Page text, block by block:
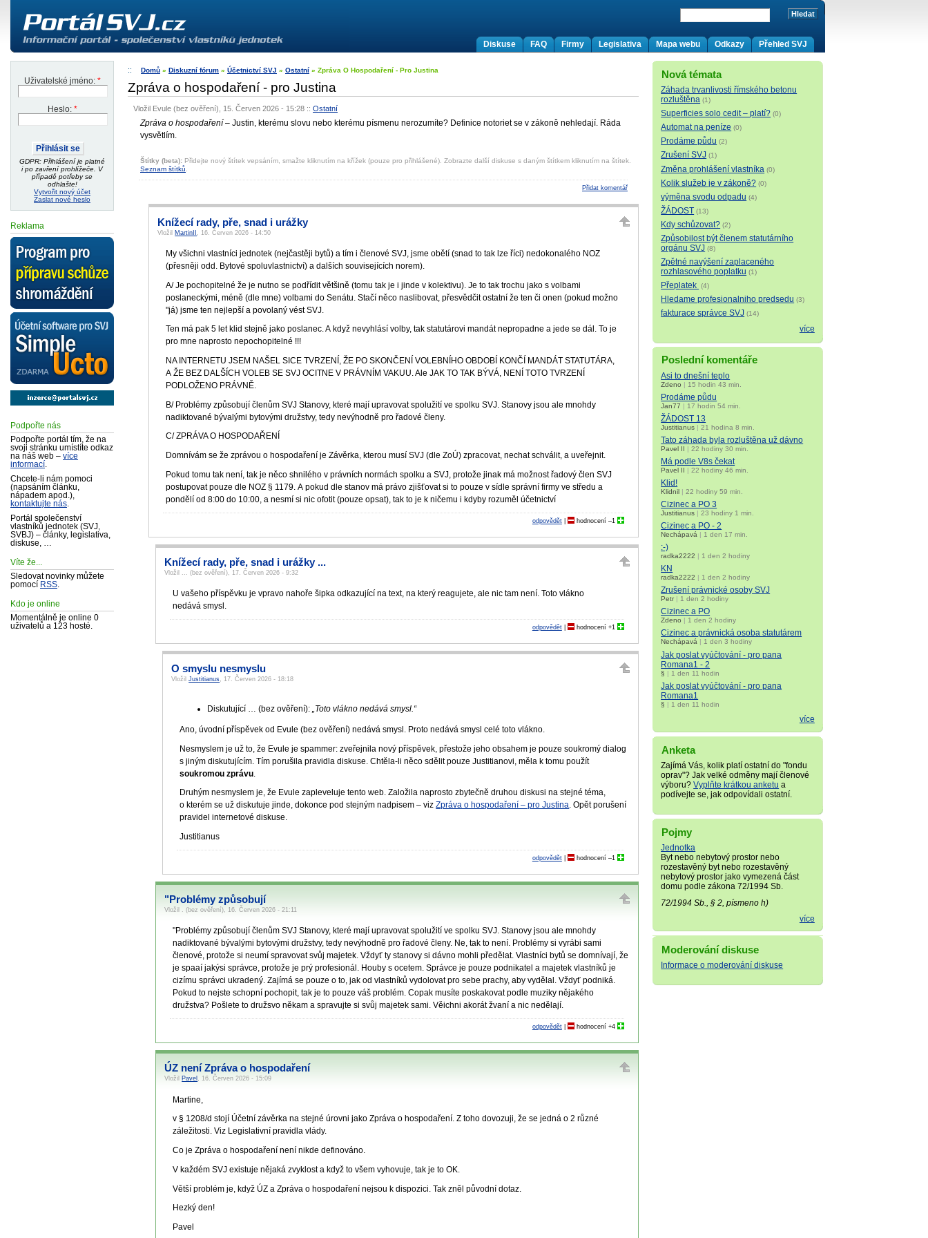
Přehled SVJ
Odkazy
Mapa webu
Legislativa
Firmy
FAQ
Diskuse
Uživatelské jméno: *
Heslo: *
GDPR: Přihlášení je platné
i po zavření prohlížeče. V
případě potřeby se
odhlašte!
Vytvořit nový účet
Zaslat nové heslo
Reklama
Podpořte nás
Podpořte portál tím, že na
svoji stránku umístíte odkaz
na náš web – více
informací
Chcete-li nám pomoci
(napsáním článku,
nápadem apod.),
kontaktujte nás
Portál společenství
vlastníků jednotek (SVJ,
SVBJ) – články, legislativa,
diskuse, …
Víte že...
Sledovat novinky můžete
pomocí RSS
Kdo je online
Momentálně je online 0
uživatelů a 123 hosté.
Nová témata
Záhada trvanlivosti římského betonu
rozluštěna (1)
Superficies solo cedit – platí? (0)
Automat na peníze (0)
Prodáme půdu (2)
Zrušení SVJ (1)
Změna prohlášení vlastníka (0)
Kolik služeb je v zákoně? (0)
výměna svodu odpadu (4)
ŽÁDOST (13)
Kdy schůzovat? (2)
Způsobilost být členem statutárního
orgánu SVJ (8)
Zpětné navýšení zaplaceného
rozhlasového poplatku (1)
Přeplatek (4)
Hledame profesionalniho predsedu (3)
fakturace správce SVJ (14)
více
Poslední komentáře
Asi to dnešní teplo
Zdeno | 15 hodin 43 min.
Prodáme půdu
Jan77 | 17 hodin 54 min.
ŽÁDOST 13
Justitianus |21 hodina 8 min.
Tato záhada byla rozluštěna už dávno
Pavel II |22 hodiny 30 min.
Má podle V8s čekat
Pavel II |22 hodiny 46 min.
Klid!
Klidnil |22 hodiny 59 min.
Cizinec a PO 3
Justitianus |23 hodiny 1 min.
Cizinec a PO - 2
Nechápavá | 1 den 17 min.
:-)
radka2222 | 1 den 2 hodiny
KN
radka2222 | 1 den 2 hodiny
Zrušení právnické osoby SVJ
Petr| 1 den 2 hodiny
Cizinec a PO
Zdeno 1 den 2 hodiny
Cizinec a právnická osoba statutárem
Nechápavá 1 den 3 hodiny
Jak poslat vyúčtování - pro pana
Romana1 - 2
§ | 1 den 11 hodin
Jak poslat vyúčtování - pro pana
Romana1
§ | 1 den 11 hodin
více
Anketa
Zajímá Vás, kolik platí ostatní do "fondu
oprav"? Jak velké odměny mají členové
výboru?Vyplňte krátkou anketu a
podívejte se, jak odpovídali ostatní.
Pojmy
Jednotka
Byt nebo nebytový prostor nebo
rozestavěný byt nebo rozestavěný
nebytový prostor jako vymezená část
domu podle zákona 72/1994 Sb.
72/1994 Sb., § 2, písmeno h)
více
Moderování diskuse
Informace o moderování diskuse
Domů » Diskuzní fórum » Účetnictví SVJ » Ostatní » Zpráva O Hospodaření - Pro Justina
Zpráva o hospodaření - pro Justina
Vložil Evule (bez ověření), 15. Červen 2026 - 15:28 :: Ostatní
Zpráva o hospodaření – Justin, kterému slovu nebo kterému písmenu nerozumíte? Definice notoriet se v zákoně nehledají. Ráda
vysvětlím.
Štítky (beta): Přidejte nový štítek vepsáním, smažte kliknutím na křížek (pouze pro přihlášené). Zobrazte další diskuse s daným štítkem kliknutím na štítek.
Seznam štítků
Přidat komentář
Knížecí rady, pře, snad i urážky
Vložil MartinII , 16. Červen 2026 - 14:50
My všichni vlastníci jednotek (nejčastěji bytů) a tím i členové SVJ, jsme obětí (snad to tak lze říci) nedokonalého NOZ
(přesněji odd. Bytové spoluvlastnictví) a dalších souvisejících norem).
A/ Je pochopitelné že je nutno se podřídit většině (tomu tak je i jinde v kolektivu). Je to tak trochu jako s volbami
poslaneckými, méně (dle mne) volbami do Senátu. Stačí něco naslibovat, přesvědčit ostatní že ten či onen (pokud možno
"já) jsme ten nejlepší a povolaný vést SVJ.
Ten má pak 5 let klid stejně jako poslanec. A když nevyhlásí volby, tak statutárovi mandát nepropadne a jede se dál. To je
pro mne naprosto nepochopitelné !!!
NA INTERNETU JSEM NAŠEL SICE TVRZENÍ, ŽE PO SKONČENÍ VOLEBNÍHO OBDOBÍ KONČÍ MANDÁT STATUTÁRA,
A ŽE BEZ DALŠÍCH VOLEB SE SVJ OCITNE V PRÁVNÍM VAKUU. Ale JAK TO TAK BÝVÁ, NENÍ TOTO TVRZENÍ
PODLOŽENO PRÁVNĚ.
B/ Problémy způsobují členům SVJ Stanovy, které mají upravovat spolužití ve spolku SVJ. Stanovy jsou ale mnohdy
nadiktované bývalými bytovými družstvy, tedy nevýhodně pro řadové členy.
C/ ZPRÁVA O HOSPODAŘENÍ
Domnívám se že zprávou o hospodaření je Závěrka, kterou musí SVJ (dle ZoÚ) zpracovat, nechat schválit, a uveřejnit.
Pokud tomu tak není, tak je něco shnilého v právních normách spolku a SVJ, protože jinak má možnost řadový člen SVJ
postupovat pouze dle NOZ § 1179. A pokud dle stanov má právo zjišťovat si to pouze v sídle správní firmy ve středu a
pondělí od 8:00 do 10:00, a nesmí si nic ofotit (pouze opsat), tak to je k ničemu i kdyby rozuměl účetnictví
odpovědět| hodnocení –1
Knížecí rady, pře, snad i urážky ...
Vložil ... (bez ověření), 17. Červen 2026 - 9:32
U vašeho příspěvku je vpravo nahoře šipka odkazující na text, na který reagujete, ale nic tam není. Toto vlákno
nedává smysl.
odpovědět| hodnocení +1
O smyslu nesmyslu
VložilJustitianus, 17. Červen 2026 - 18:18
Diskutující … (bez ověření): „Toto vlákno nedává smysl.“
Ano, úvodní příspěvek od Evule (bez ověření) nedává smysl. Proto nedává smysl celé toto vlákno.
Nesmyslem je už to, že Evule je spammer: zveřejnila nový příspěvek, přestože jeho obsahem je pouze soukromý dialog
s jiným diskutujícím. Tím porušila pravidla diskuse. Chtěla-li něco sdělit pouze Justitianovi, měla k tomu použít
soukromou zprávu
Druhým nesmyslem je, že Evule zapleveluje tento web. Založila naprosto zbytečně druhou diskusi na stejné téma,
o kterém se už diskutuje jinde, dokonce pod stejným nadpisem – vizZpráva o hospodaření – pro Justina. Opět porušení
pravidel internetové diskuse.
Justitianus
odpovědět| hodnocení –1
"Problémy způsobují
Vložil . (bez ověření), 16. Červen 2026 - 21:11
"Problémy způsobují členům SVJ Stanovy, které mají upravovat spolužití ve spolku SVJ. Stanovy jsou ale mnohdy
nadiktované bývalými bytovými družstvy, tedy nevýhodně pro řadové členy. Ne, tak to není. Problémy si vyrábi sami
členové, protože si neumí spravovat svůj majetek. Vždyť ty stanovy si dávno mohli předělat. Vlastníci bytů se domnívají, že
je spaaí jakýsi správce, protože je prý profesionál. Houby s ocetem. Správce je pouze podnikatel a majetek vlastníků je
cizímu správci ukradený. Zajímá se pouze o to, jak od vlastníků vydolovat pro sebe prachy, aby vydělal. Vždyť podniká.
Pokud to nejste schopní pochopit, tak je to pouze váš problém. Copak musíte poskakovat podle muziky nějakého
družstva? Pošlete to družsvo někam a spravujte si svůj majetek sami. Věichni akorát žvaní a nic nedělají.
odpovědět| hodnocení +4
ÚZ není Zpráva o hospodaření
Vložil Pavel , 16. Červen 2026 - 15:09
Martine,
v § 1208/d stojí Účetní závěrka na stejné úrovni jako Zpráva o hospodaření. Z toho dovozuji, že se jedná o 2 různé
záležitosti. Viz Legislativní pravidla vlády.
Co je Zpráva o hospodaření není nikde definováno.
V každém SVJ existuje nějaká zvyklost a když to všem vyhovuje, tak je to OK.
Větší problém je, když ÚZ a Zpráva o hospodaření nejsou k dispozici. Tak zněl původní dotaz.
Hezký den!
Pavel